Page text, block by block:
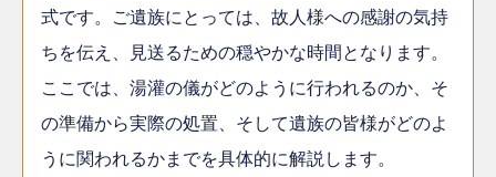
式です。ご遺族にとっては、故人様への感謝の気持
ちを伝え、見送るための穏やかな時間となります。
ここでは、湯灌の儀がどのように行われるのか、そ
の準備から実際の処置、そして遺族の皆様がどのよ
うに関われるかまでを具体的に解説します。